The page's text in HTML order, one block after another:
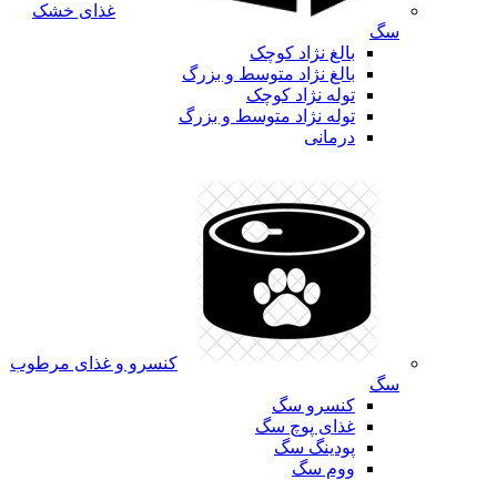
غذای خشک
سگ
بالغ نژاد کوچک
بالغ نژاد متوسط و بزرگ
توله نژاد کوچک
توله نژاد متوسط و بزرگ
درمانی
کنسرو و غذای مرطوب
سگ
کنسرو سگ
غذای پوچ سگ
پودینگ سگ
ووم سگ